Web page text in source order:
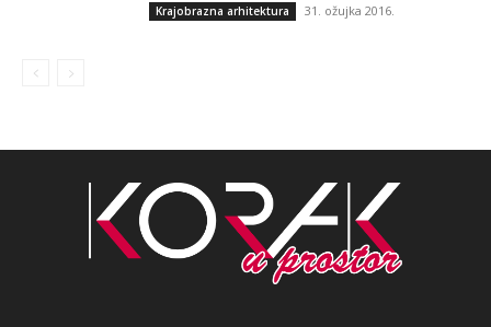
Krajobrazna arhitektura 31. ožujka 2016.